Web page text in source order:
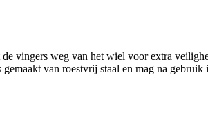
vingers weg van het wiel voor extra
van roestvrij staal en mag na gebruik